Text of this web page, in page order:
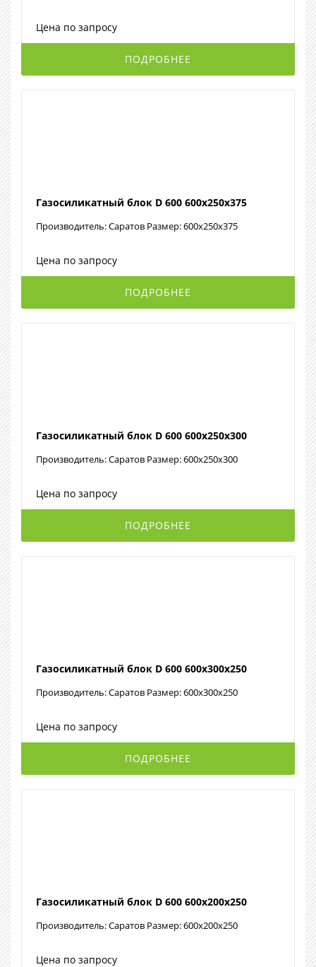
Цена по запросу
ПОДРОБНЕЕ
Газосиликатный блок D 600 600х250х375
Производитель: Саратов Размер: 600х250х375
Цена по запросу
ПОДРОБНЕЕ
Газосиликатный блок D 600 600х250х300
Производитель: Саратов Размер: 600х250х300
Цена по запросу
ПОДРОБНЕЕ
Газосиликатный блок D 600 600х300х250
Производитель: Саратов Размер: 600х300х250
Цена по запросу
ПОДРОБНЕЕ
Газосиликатный блок D 600 600х200х250
Производитель: Саратов Размер: 600х200х250
Цена по запросу